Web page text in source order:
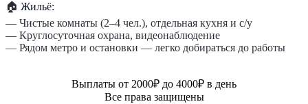
🏠 Жильё:
— Чистые комнаты (2–4 чел.), отдельная кухня и с/у
— Круглосуточная охрана, видеонаблюдение
— Рядом метро и остановки — легко добираться до работы
Выплаты от 2000₽ до 4000₽ в день
Все права защищены